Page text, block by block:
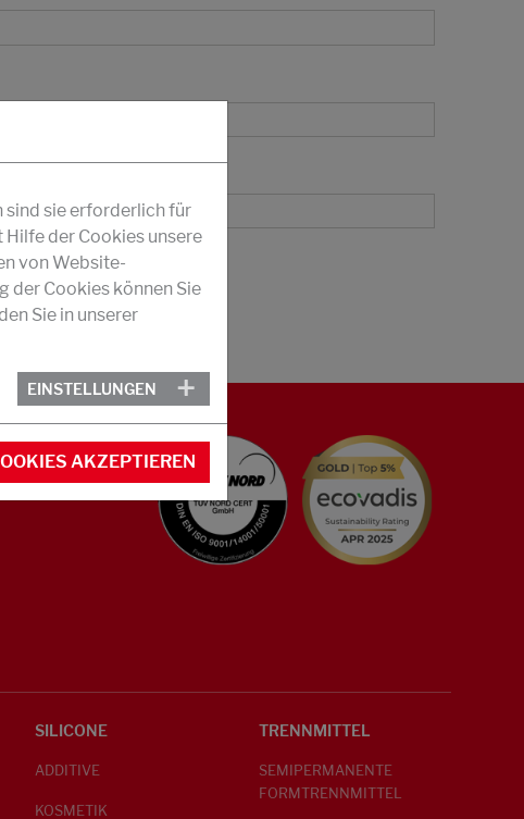
SILICONE
ADDITIVE
KOSMETIK
TRENNMITTEL
SEMIPERMANENTE
FORMTRENNMITTEL
sind sie erforderlich für
der Cookies unsere
von Website-
der Cookies können Sie
Sie in unserer
EINSTELLUNGEN
AKZEPTIEREN